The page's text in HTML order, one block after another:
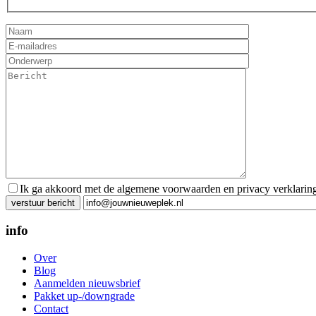
Ik ga akkoord met de algemene voorwaarden en privacy
Gelieve dit veld leeg te laten.
info
Over
Blog
Aanmelden nieuwsbrief
Pakket up-/downgrade
Contact